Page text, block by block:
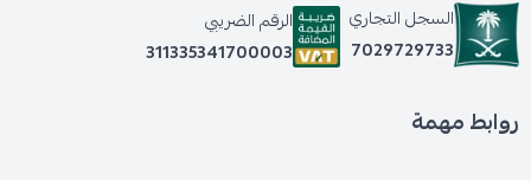
السجل التجاري
7029729733
الرقم الضريبي
311335341700003
روابط مهمة